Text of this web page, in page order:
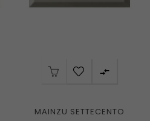

MAINZU SETTECENTO